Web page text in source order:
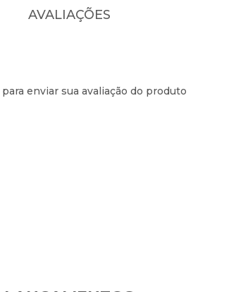
AVALIAÇÕES
para enviar sua avaliação do produto